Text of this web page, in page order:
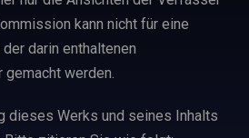
kann nicht für eine
darin enthaltenen
werden.
dieses Werks und seines Inhalts